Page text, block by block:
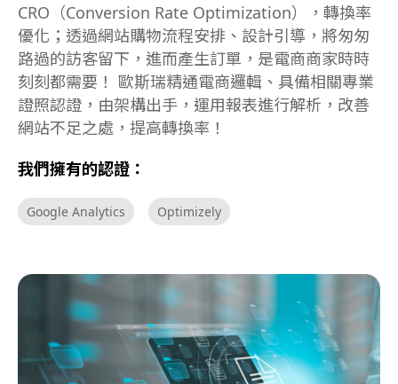
CRO（Conversion Rate Optimization），轉換率
優化；透過網站購物流程安排、設計引導，將匆匆
路過的訪客留下，進而產生訂單，是電商商家時時
刻刻都需要！ 歐斯瑞精通電商邏輯、具備相關專業
證照認證，由架構出手，運用報表進行解析，改善
網站不足之處，提高轉換率！
我們擁有的認證：
Google Analytics Optimizely